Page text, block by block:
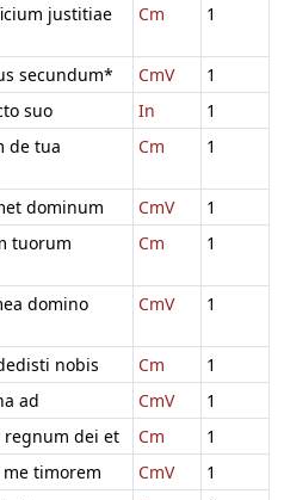
justitiae
Cm 1
secundum* CmV
1
suo In
1
de tua
Cm 1
dominum CmV
1
tuorum
Cm 1
domino
CmV 1
nobis Cm
1
ad CmV
1
dei et Cm
1
timorem CmV
1